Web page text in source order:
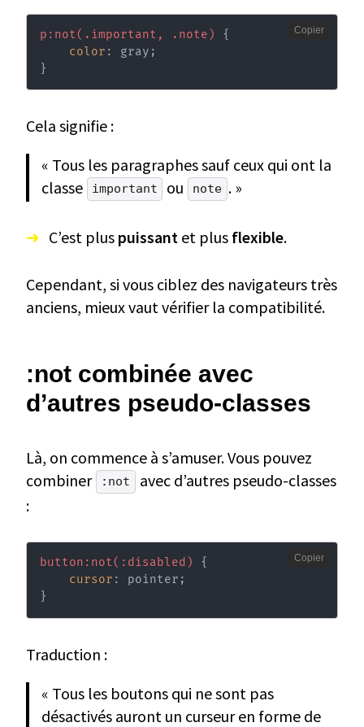
p:not(.important, .note)
{
color : gray ;
}
Copier
Cela signifie :
« Tous les paragraphes sauf ceux qui ont la
classe
important ou note . »
C’est plus puissant et plus flexible.
Cependant, si vous ciblez des navigateurs très
anciens, mieux vaut vérifier la compatibilité.
:not combinée avec
d’autres pseudo-classes
Là, on commence à s’amuser. Vous pouvez
combiner
:not
avec d’autres pseudo-classes
:
button:not(:disabled)
{
cursor : pointer ;
}
Copier
Traduction :
« Tous les boutons qui ne sont pas
désactivés auront un curseur en forme de